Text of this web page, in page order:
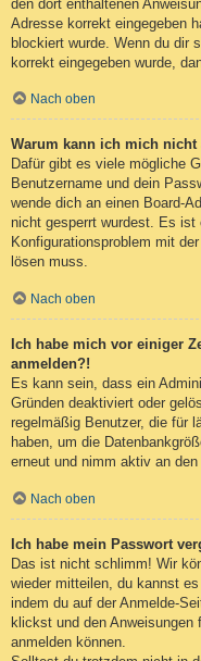
den dort enthaltenen
Adresse korrekt eingegeben
blockiert wurde. Wenn du dir
korrekt eingegeben wurde,
Nach oben
Warum kann ich mich nicht
Dafür gibt es viele mögliche
Benutzername und dein
wende dich an einen Board-
nicht gesperrt wurdest. Es
Konfigurationsproblem mit
lösen muss.
Nach oben
Ich habe mich vor einiger
anmelden?!
Es kann sein, dass ein
Gründen deaktiviert oder
regelmäßig Benutzer, die für
haben, um die
erneut und nimm aktiv an
Nach oben
Ich habe mein Passwort
Das ist nicht schlimm! Wir
wieder mitteilen, du kannst
indem du auf der Anmelde-
klickst und den
anmelden können.